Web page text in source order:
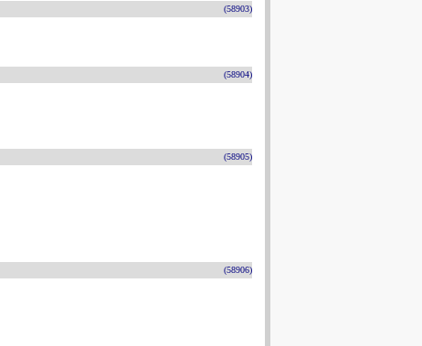
(58903)
(58904)
(58905)
(58906)